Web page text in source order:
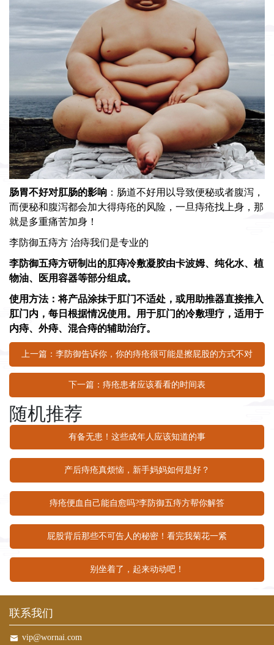
肠胃不好对肛肠的影响 ：肠道不好用以导致便秘或者腹泻，
而便秘和腹泻都会加大得痔疮的风险，一旦痔疮找上身，那
就是多重痛苦加身！
李防御五痔方 治痔我们是专业的
李防御五痔方研制出的肛痔冷敷凝胶由卡波姆、纯化水、植
物油、医用容器等部分组成。
使用方法：将产品涂抹于肛门不适处，或用助推器直接推入
肛门内，每日根据情况使用。用于肛门的冷敷理疗，适用于
内痔、外痔、混合痔的辅助治疗。
上一篇：李防御告诉你，你的痔疮很可能是擦屁股的方式不对
下一篇：痔疮患者应该看看的时间表
随机推荐
有备无患！这些成年人应该知道的事
产后痔疮真烦恼，新手妈妈如何是好？
痔疮便血自己能自愈吗?李防御五痔方帮你解答
屁股背后那些不可告人的秘密！看完我菊花一紧
别坐着了，起来动动吧！
联系我们
vip@wornai.com